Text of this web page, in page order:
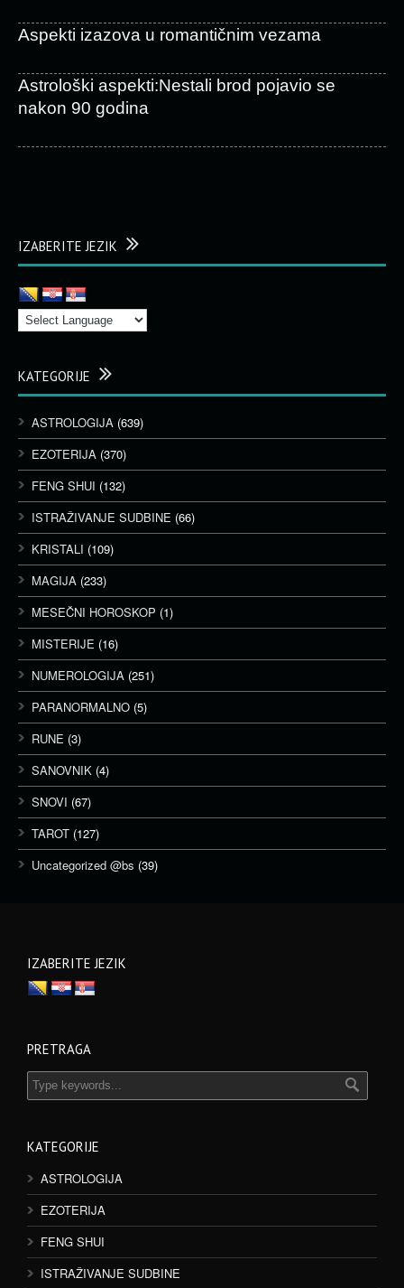
Aspekti izazova u romantičnim vezama
Astrološki aspekti:Nestali brod pojavio se
nakon 90 godina
IZABERITE JEZIK
KATEGORIJE
ASTROLOGIJA (639)
EZOTERIJA (370)
FENG SHUI (132)
ISTRAŽIVANJE SUDBINE (66)
KRISTALI (109)
MAGIJA (233)
MESEČNI HOROSKOP (1)
MISTERIJE (16)
NUMEROLOGIJA (251)
PARANORMALNO (5)
RUNE (3)
SANOVNIK (4)
SNOVI (67)
TAROT (127)
Uncategorized @bs (39)
IZABERITE JEZIK
PRETRAGA
KATEGORIJE
ASTROLOGIJA
EZOTERIJA
FENG SHUI
ISTRAŽIVANJE SUDBINE